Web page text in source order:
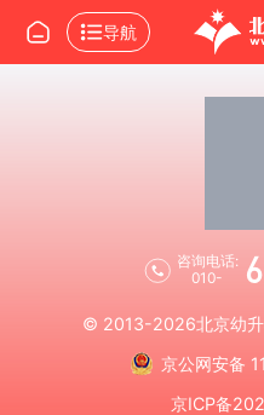
导航
咨询电话:
010-
© 2013-2026北京幼
京公网安备
京ICP备